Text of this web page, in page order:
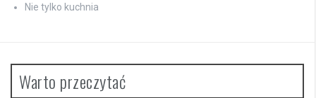
Nie tylko kuchnia
Warto przeczytać